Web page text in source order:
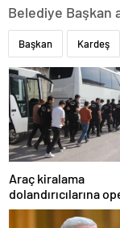
Belediye Başkan
Başkan Kardeş
Araç kiralama
dolandırıcılarına
101 gözaltı